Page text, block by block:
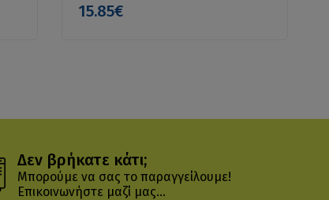
15.85€
Δεν βρήκατε κάτι;
Μπορούμε να σας το παραγγείλουμε!
Επικοινωνήστε μαζί μας...